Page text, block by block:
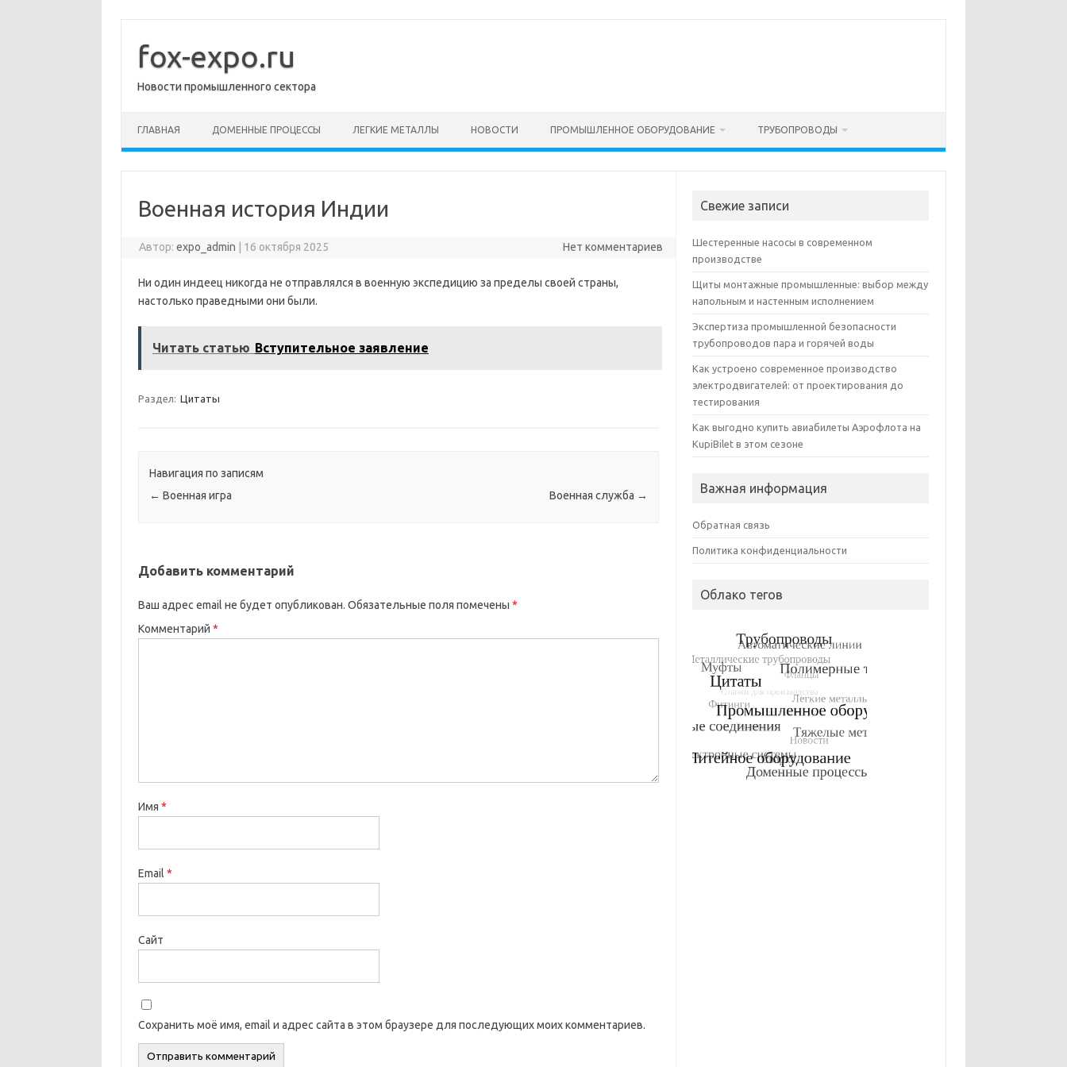
содержимому
fox-expo.ru
Новости промышленного сектора
ГЛАВНАЯ ДОМЕННЫЕ ПРОЦЕССЫ ЛЕГКИЕ МЕТАЛЛЫ НОВОСТИ ПРОМЫШЛЕННОЕ ОБОРУДОВАНИЕ ТРУБОПРОВОДЫ
Военная история Индии
Автор:expo_admin 16 октября 2025 Нет комментариев
Ни один индеец никогда не отправлялся в военную экспедицию за пределы своей страны,
настолько праведными они были.
Читать статью Вступительное заявление
Раздел: Цитаты
Навигация по записям
← Военная игра Военная служба →
Добавить комментарий
Ваш адрес email не будет опубликован. Обязательные поля помечены *
Комментарий *
Имя *
Email *
Сайт
Сохранить моё имя, email и адрес сайта в этом браузере для последующих моих комментариев.
Свежие записи
Шестеренные насосы в современном
производстве
Щиты монтажные промышленные: выбор между
напольным и настенным исполнением
Экспертиза промышленной безопасности
трубопроводов пара и горячей воды
Как устроено современное производство
электродвигателей: от проектирования до
тестирования
Как выгодно купить авиабилеты Аэрофлота на
KupiBilet в этом сезоне
Важная информация
Обратная связь
Политика конфиденциальности
Облако тегов